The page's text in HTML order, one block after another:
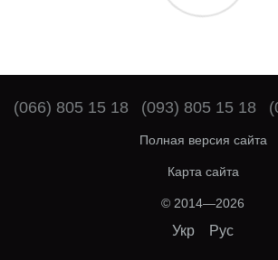
(066) 805 15 18 (093) 805 15 18
Полная версия сайта
Карта сайта
© 2014—2026
Укр Рус